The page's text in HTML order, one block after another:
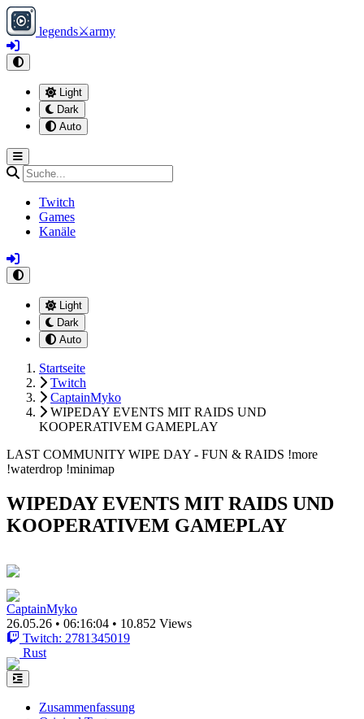
legends⚔army
Light
Dark
Auto
Twitch
Games
Kanäle
Light
Dark
Auto
Startseite
Twitch
CaptainMyko
WIPEDAY EVENTS MIT RAIDS UND
KOOPERATIVEM GAMEPLAY
LAST COMMUNITY WIPE DAY - FUN & RAIDS !more
!waterdrop !minimap
WIPEDAY EVENTS MIT RAIDS UND
KOOPERATIVEM GAMEPLAY
CaptainMyko
26.05.26 • 06:16:04 • 10.852 Views
Twitch: 2781345019
Rust
Zusammenfassung